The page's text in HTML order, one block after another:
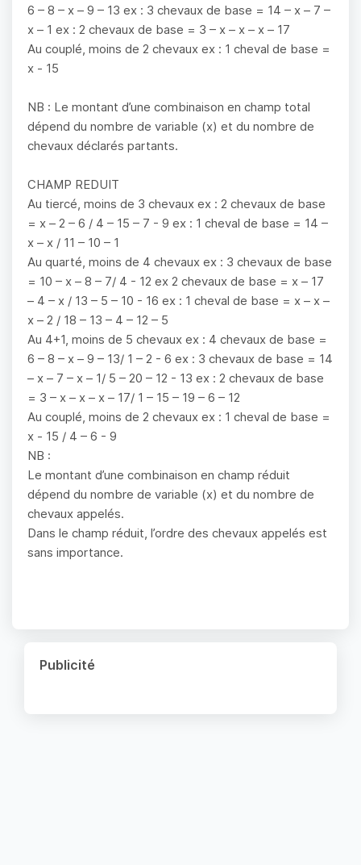
6 – 8 – x – 9 – 13 ex : 3 chevaux de base = 14 – x – 7 –
x – 1 ex : 2 chevaux de base = 3 – x – x – x – 17
Au couplé, moins de 2 chevaux ex : 1 cheval de base =
x - 15
NB : Le montant d’une combinaison en champ total
dépend du nombre de variable (x) et du nombre de
chevaux déclarés partants.
CHAMP REDUIT
Au tiercé, moins de 3 chevaux ex : 2 chevaux de base
= x – 2 – 6 / 4 – 15 – 7 - 9 ex : 1 cheval de base = 14 –
x – x / 11 – 10 – 1
Au quarté, moins de 4 chevaux ex : 3 chevaux de base
= 10 – x – 8 – 7/ 4 - 12 ex 2 chevaux de base = x – 17
– 4 – x / 13 – 5 – 10 - 16 ex : 1 cheval de base = x – x –
x – 2 / 18 – 13 – 4 – 12 – 5
Au 4+1, moins de 5 chevaux ex : 4 chevaux de base =
6 – 8 – x – 9 – 13/ 1 – 2 - 6 ex : 3 chevaux de base = 14
– x – 7 – x – 1/ 5 – 20 – 12 - 13 ex : 2 chevaux de base
= 3 – x – x – x – 17/ 1 – 15 – 19 – 6 – 12
Au couplé, moins de 2 chevaux ex : 1 cheval de base =
x - 15 / 4 – 6 - 9
NB :
Le montant d’une combinaison en champ réduit
dépend du nombre de variable (x) et du nombre de
chevaux appelés.
Dans le champ réduit, l’ordre des chevaux appelés est
sans importance.
Publicité